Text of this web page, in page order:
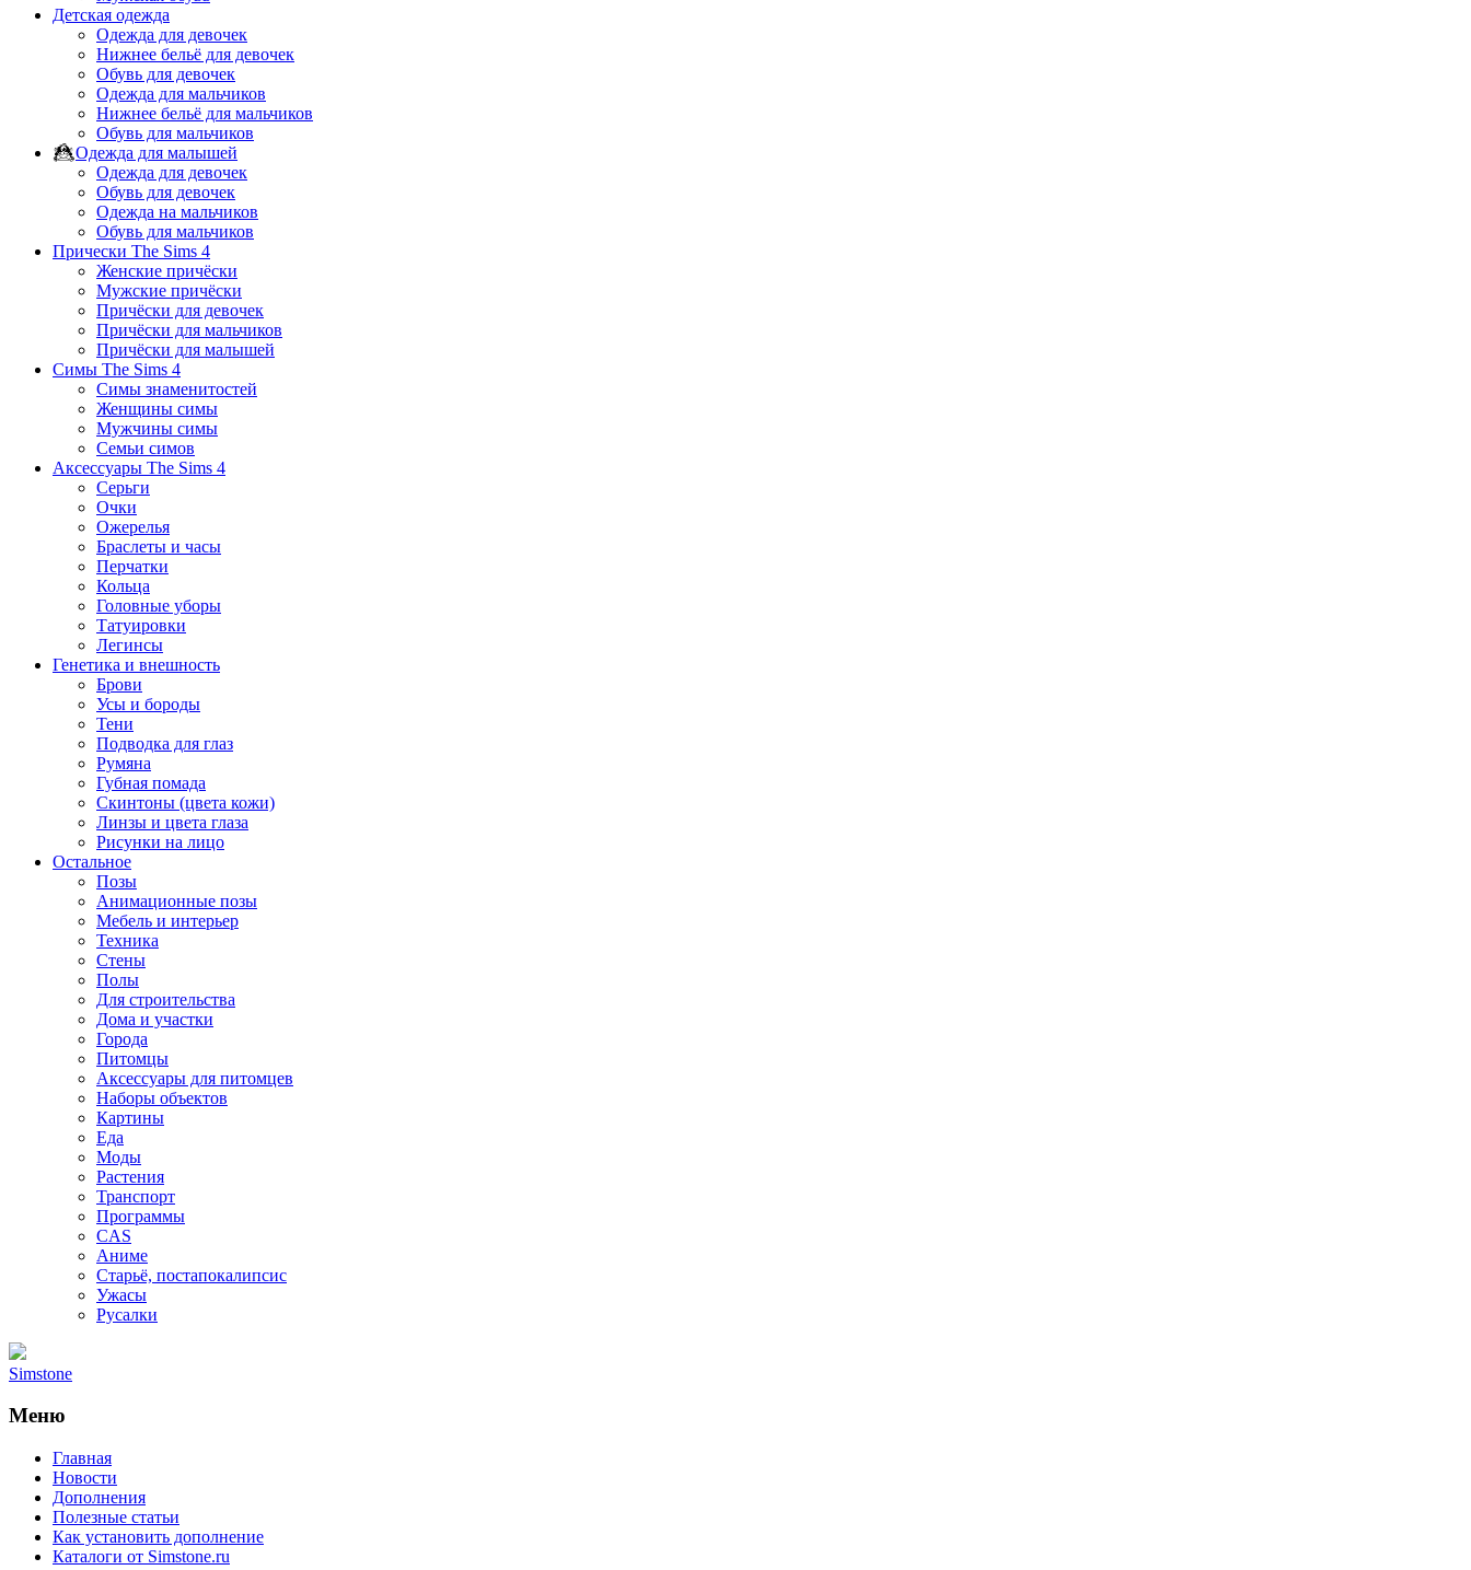
Детская одежда
Одежда для девочек
Нижнее бельё для девочек
Обувь для девочек
Одежда для мальчиков
Нижнее бельё для мальчиков
Обувь для мальчиков
Одежда для малышей
Одежда для девочек
Обувь для девочек
Одежда на мальчиков
Обувь для мальчиков
Прически The Sims 4
Женские причёски
Мужские причёски
Причёски для девочек
Причёски для мальчиков
Причёски для малышей
Симы The Sims 4
Симы знаменитостей
Женщины симы
Мужчины симы
Семьи симов
Аксессуары The Sims 4
Серьги
Очки
Ожерелья
Браслеты и часы
Перчатки
Кольца
Головные уборы
Татуировки
Легинсы
Генетика и внешность
Брови
Усы и бороды
Тени
Подводка для глаз
Румяна
Губная помада
Скинтоны (цвета кожи)
Линзы и цвета глаза
Рисунки на лицо
Остальное
Позы
Анимационные позы
Мебель и интерьер
Техника
Стены
Полы
Для строительства
Дома и участки
Города
Питомцы
Аксессуары для питомцев
Наборы объектов
Картины
Еда
Моды
Растения
Транспорт
Программы
CAS
Аниме
Старьё, постапокалипсис
Ужасы
Русалки
Simstone
Меню
Главная
Новости
Дополнения
Полезные статьи
Как установить дополнение
Каталоги от Simstone.ru